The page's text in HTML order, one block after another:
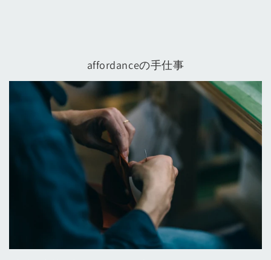
affordanceの手仕事